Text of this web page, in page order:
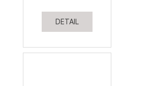
DETAIL